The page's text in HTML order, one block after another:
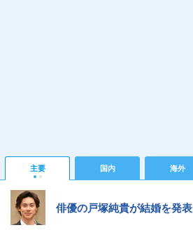
主要 国内 海外
俳優の戸塚純貴が結婚を発表